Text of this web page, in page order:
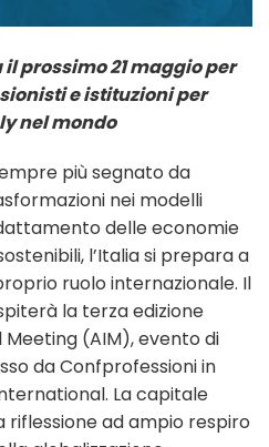
prossimo 21 maggio per
e istituzioni per
nel mondo
più segnato da
nei modelli
delle economie
l’Italia si prepara a
ruolo internazionale. Il
la terza edizione
(AIM), evento di
da Confprofessioni in
La capitale
ad ampio respiro